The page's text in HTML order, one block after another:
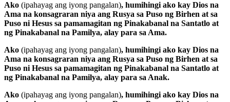
Ako (ipahayag ang iyong pangalan), humihingi ako kay Dios na
Ama na konsagraran niya ang Rusya sa Puso ng Birhen at sa
Puso ni Hesus sa pamamagitan ng Pinakabanal na Santatlo at
ng Pinakabanal na Pamilya, alay para sa Ama.
Ako (ipahayag ang iyong pangalan), humihingi ako kay Dios na
Ama na konsagraran niya ang Rusya sa Puso ng Birhen at sa
Puso ni Hesus sa pamamagitan ng Pinakabanal na Santatlo at
ng Pinakabanal na Pamilya, alay para sa Anak.
Ako (ipahayag ang iyong pangalan), humihingi ako kay Dios na